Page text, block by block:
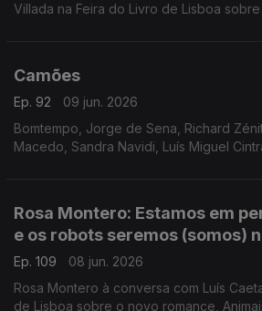
Villada na Feira do Livro de Lisboa
Camões
Ep. 92
09 jun. 2026
Bomtempo, Jorge de Sena, Richard
Macedo, Sandra Navidi, Luís Miguel
Rosa Montero: Estamos em
e os robots seremos (somos)
Ep. 109
08 jun. 2026
Rosa Montero à conversa com Luís
de Lisboa sobre o novo romance,